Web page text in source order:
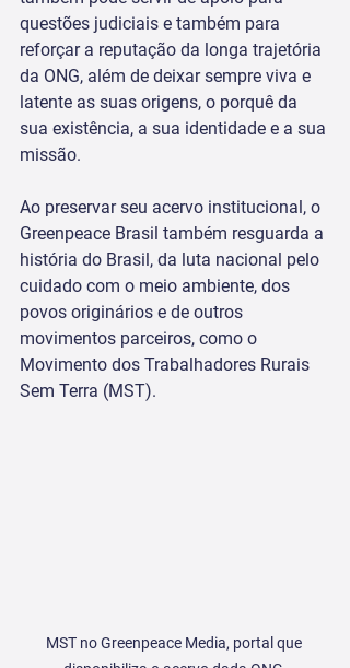
questões judiciais e também para
reforçar a reputação da longa trajetória
da ONG, além de deixar sempre viva e
latente as suas origens, o porquê da
sua existência, a sua identidade e a sua
missão.
Ao preservar seu acervo institucional, o
Greenpeace Brasil também resguarda a
história do Brasil, da luta nacional pelo
cuidado com o meio ambiente, dos
povos originários e de outros
movimentos parceiros, como o
Movimento dos Trabalhadores Rurais
Sem Terra (MST).
MST no Greenpeace Media, portal que